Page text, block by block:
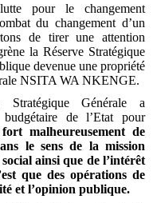
pour le changement
du changement d’un
de tirer une attention
la Réserve Stratégique
devenue une propriété
NSITA WA NKENGE.
Générale a
de l’Etat pour
malheureusement de
le sens de la mission
ainsi que de l’intérêt
que des opérations de
et l’opinion publique.